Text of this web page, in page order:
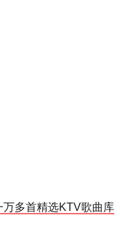
万多首精选KTV歌曲库